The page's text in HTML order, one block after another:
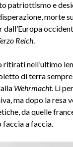
patriottismo e
morte
Reich.
ritirati nell’ultimo
di terra
Wehrmacht. Lì
ma dopo la
da quelle
a faccia.